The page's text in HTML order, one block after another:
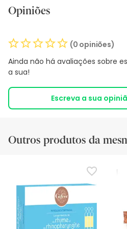
Opiniões
(0 opiniões)
Ainda não há avaliações sobre
a sua!
Escreva a sua
Outros produtos da